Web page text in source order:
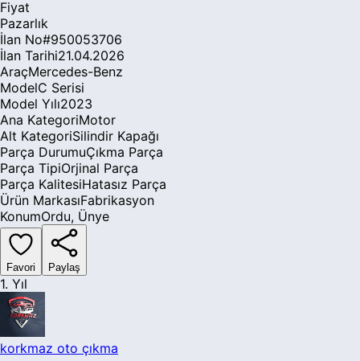
Fiyat
Pazarlık
İlan No#950053706
İlan Tarihi21.04.2026
AraçMercedes-Benz
ModelC Serisi
Model Yılı2023
Ana KategoriMotor
Alt KategoriSilindir Kapağı
Parça DurumuÇıkma Parça
Parça TipiOrjinal Parça
Parça KalitesiHatasız Parça
Ürün MarkasıFabrikasyon
KonumOrdu, Ünye
Favori Paylaş
1. Yıl
korkmaz oto çıkma